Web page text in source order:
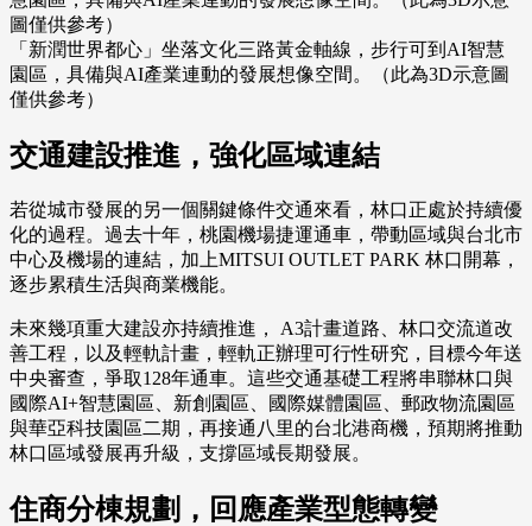
「新潤世界都心」坐落文化三路黃金軸線，步行可到AI智慧
園區，具備與AI產業連動的發展想像空間。（此為3D示意圖
僅供參考）
交通建設推進，強化區域連結
若從城市發展的另一個關鍵條件交通來看，林口正處於持續優
化的過程。過去十年，桃園機場捷運通車，帶動區域與台北市
中心及機場的連結，加上MITSUI OUTLET PARK 林口開幕，
逐步累積生活與商業機能。
未來幾項重大建設亦持續推進， A3計畫道路、林口交流道改
善工程，以及輕軌計畫，輕軌正辦理可行性研究，目標今年送
中央審查，爭取128年通車。這些交通基礎工程將串聯林口與
國際AI+智慧園區、新創園區、國際媒體園區、郵政物流園區
與華亞科技園區二期，再接通八里的台北港商機，預期將推動
林口區域發展再升級，支撐區域長期發展。
住商分棟規劃，回應產業型態轉變